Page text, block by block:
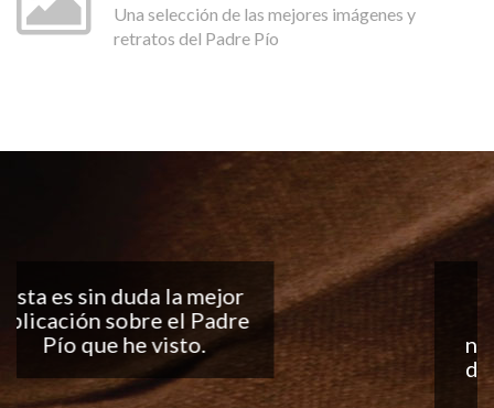
Una selección de las mejores imágenes y
retratos del Padre Pío
Buena aplicación, me
encantan las
notificaciones todos los
días... ¡Sigan con el buen
trabajo!